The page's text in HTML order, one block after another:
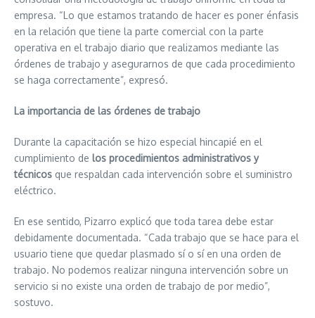
empresa. “Lo que estamos tratando de hacer es poner énfasis
en la relación que tiene la parte comercial con la parte
operativa en el trabajo diario que realizamos mediante las
órdenes de trabajo y asegurarnos de que cada procedimiento
se haga correctamente”, expresó.
La importancia de las órdenes de trabajo
Durante la capacitación se hizo especial hincapié en el
cumplimiento de los procedimientos administrativos y
técnicos que respaldan cada intervención sobre el suministro
eléctrico.
En ese sentido, Pizarro explicó que toda tarea debe estar
debidamente documentada. “Cada trabajo que se hace para el
usuario tiene que quedar plasmado sí o sí en una orden de
trabajo. No podemos realizar ninguna intervención sobre un
servicio si no existe una orden de trabajo de por medio”,
sostuvo.